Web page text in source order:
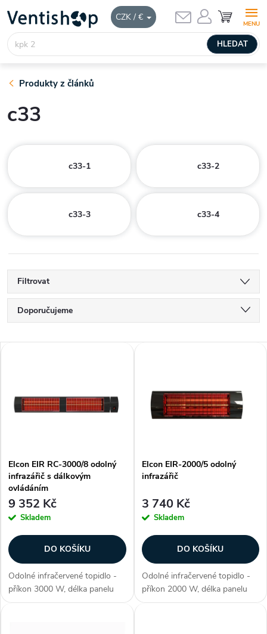
CZK / €
obsah
HLEDAT
NÁKUPNÍ
KOŠÍK
Produkty z článků
c33
c33-1 c33-2
c33-3 c33-4
Filtrovat
Ř
a
e
í
p
r
o
d
u
Doporučujeme
Abecedně
p
s
p
r
o
d
Elcon EIR RC-3000/8 odolný
infrazářič s dálkovým
ovládáním
9 352 Kč
Skladem
DO KOŠÍKU
Odolné infračervené topidlo -
příkon 3000 W, délka panelu
870 mm, voděodolné (krytí IP
Elcon EIR-2000/5 odolný
infrazářič
3 740 Kč
Skladem
DO KOŠÍKU
Odolné infračervené topidlo -
příkon 2000 W, délka panelu
530 mm, voděodolné (krytí IP